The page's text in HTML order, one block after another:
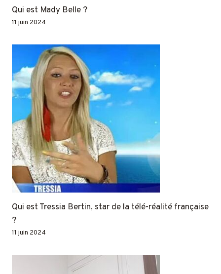
Qui est Mady Belle ?
11 juin 2024
Qui est Tressia Bertin, star de la télé-réalité française
?
11 juin 2024